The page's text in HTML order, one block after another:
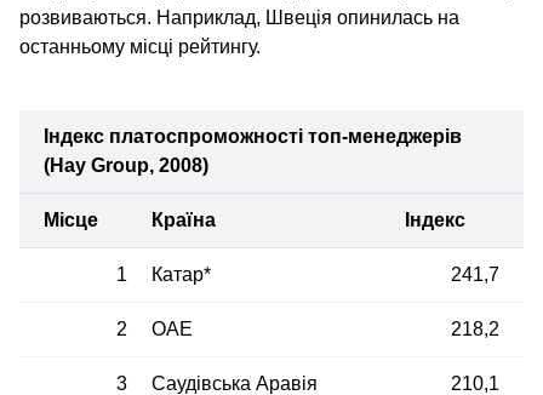
розвиваються. Наприклад, Швеція опинилась на
останньому місці рейтингу.
Індекс платоспроможності топ-менеджерів
(Hay Group, 2008)
Місце Країна Індекс
1 Катар* 241,7
2 ОАЕ 218,2
3 Саудівська Аравія 210,1